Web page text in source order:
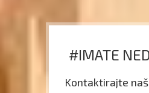
#IMATE
Kontaktirajte